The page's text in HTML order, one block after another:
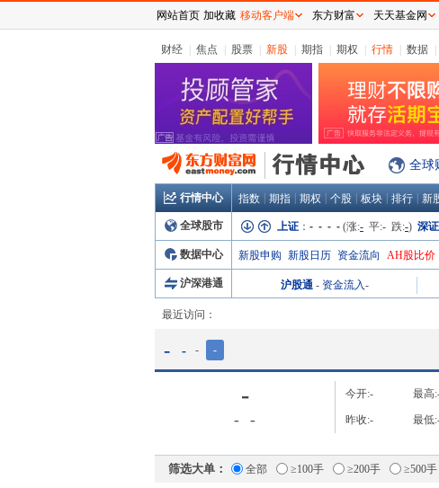
财经 焦点 股票 新股 期指 期权 行情 数据
全球
行情中心 指数 期指 期权 个股 板块 排行 新
全球股市 上证 ： - - - - (涨:- 平:- 跌:-) 深证
数据中心 新股申购 新股日历 资金流向 AH股比价
沪深港通 沪股通 - 资金流入-
最近访问：
- - - -
-
- -
今开:- 最高:
昨收:- 最低:
筛选大单： 全部 ≥100手 ≥200手 ≥500手
网站首页 加收藏 移动客户端 东方财富 天天基金网